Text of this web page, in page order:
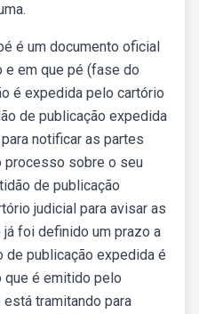
é um documento oficial
em que pé (fase do
é expedida pelo cartório
de publicação expedida
notificar as partes
processo sobre o seu
de publicação
judicial para avisar as
foi definido um prazo a
de publicação expedida é
que é emitido pelo
tramitando para